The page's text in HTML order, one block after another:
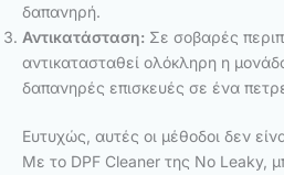
δαπανηρή.
Αντικατάσταση: Σε σοβαρές
αντικατασταθεί ολόκληρη η
δαπανηρές επισκευές σε ένα
Ευτυχώς, αυτές οι μέθοδοι δεν
Με το DPF Cleaner της No Leaky,